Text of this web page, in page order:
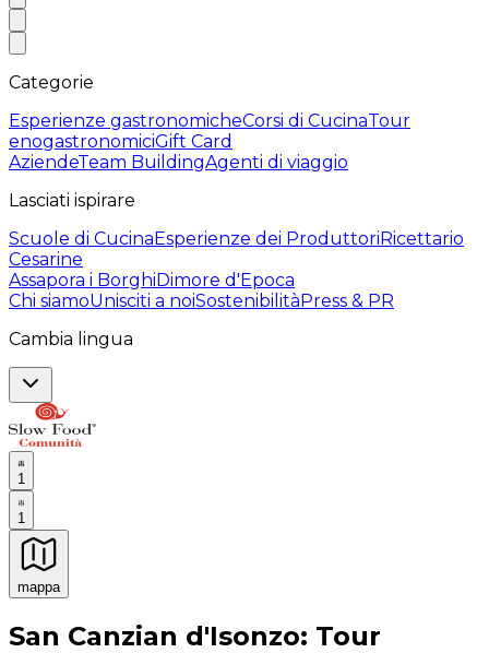
Categorie
Esperienze gastronomicheCorsi di CucinaTour
enogastronomiciGift Card
AziendeTeam BuildingAgenti di viaggio
Lasciati ispirare
Scuole di CucinaEsperienze dei ProduttoriRicettario
Cesarine
Assapora i BorghiDimore d'Epoca
Chi siamoUnisciti a noiSostenibilitàPress & PR
Cambia lingua
1
1
mappa
Esperienze culinarie indimenticabili: Esperienze
San Canzian d'Isonzo: Tour